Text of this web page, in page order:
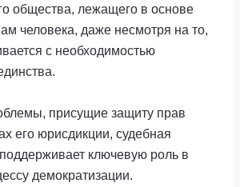
общества, лежащего в основе
человека, даже несмотря на то,
с необходимостью
присущие защиту прав
его юрисдикции, судебная
ключевую роль в
демократизации.